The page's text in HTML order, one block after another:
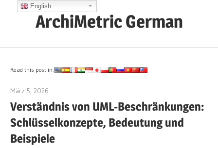
ArchiMetric German
Ops,
and
More
Read this post in:
März 5, 2026
Verständnis von UML-Beschränkungen:
Schlüsselkonzepte, Bedeutung und
Beispiele
English